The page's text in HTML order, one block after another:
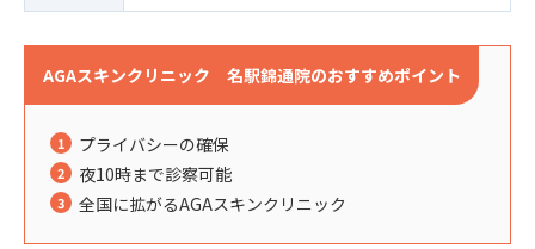
AGAスキンクリニック 名駅錦通院のおすすめポイント
プライバシーの確保
夜10時まで診察可能
全国に拡がるAGAスキンクリニック